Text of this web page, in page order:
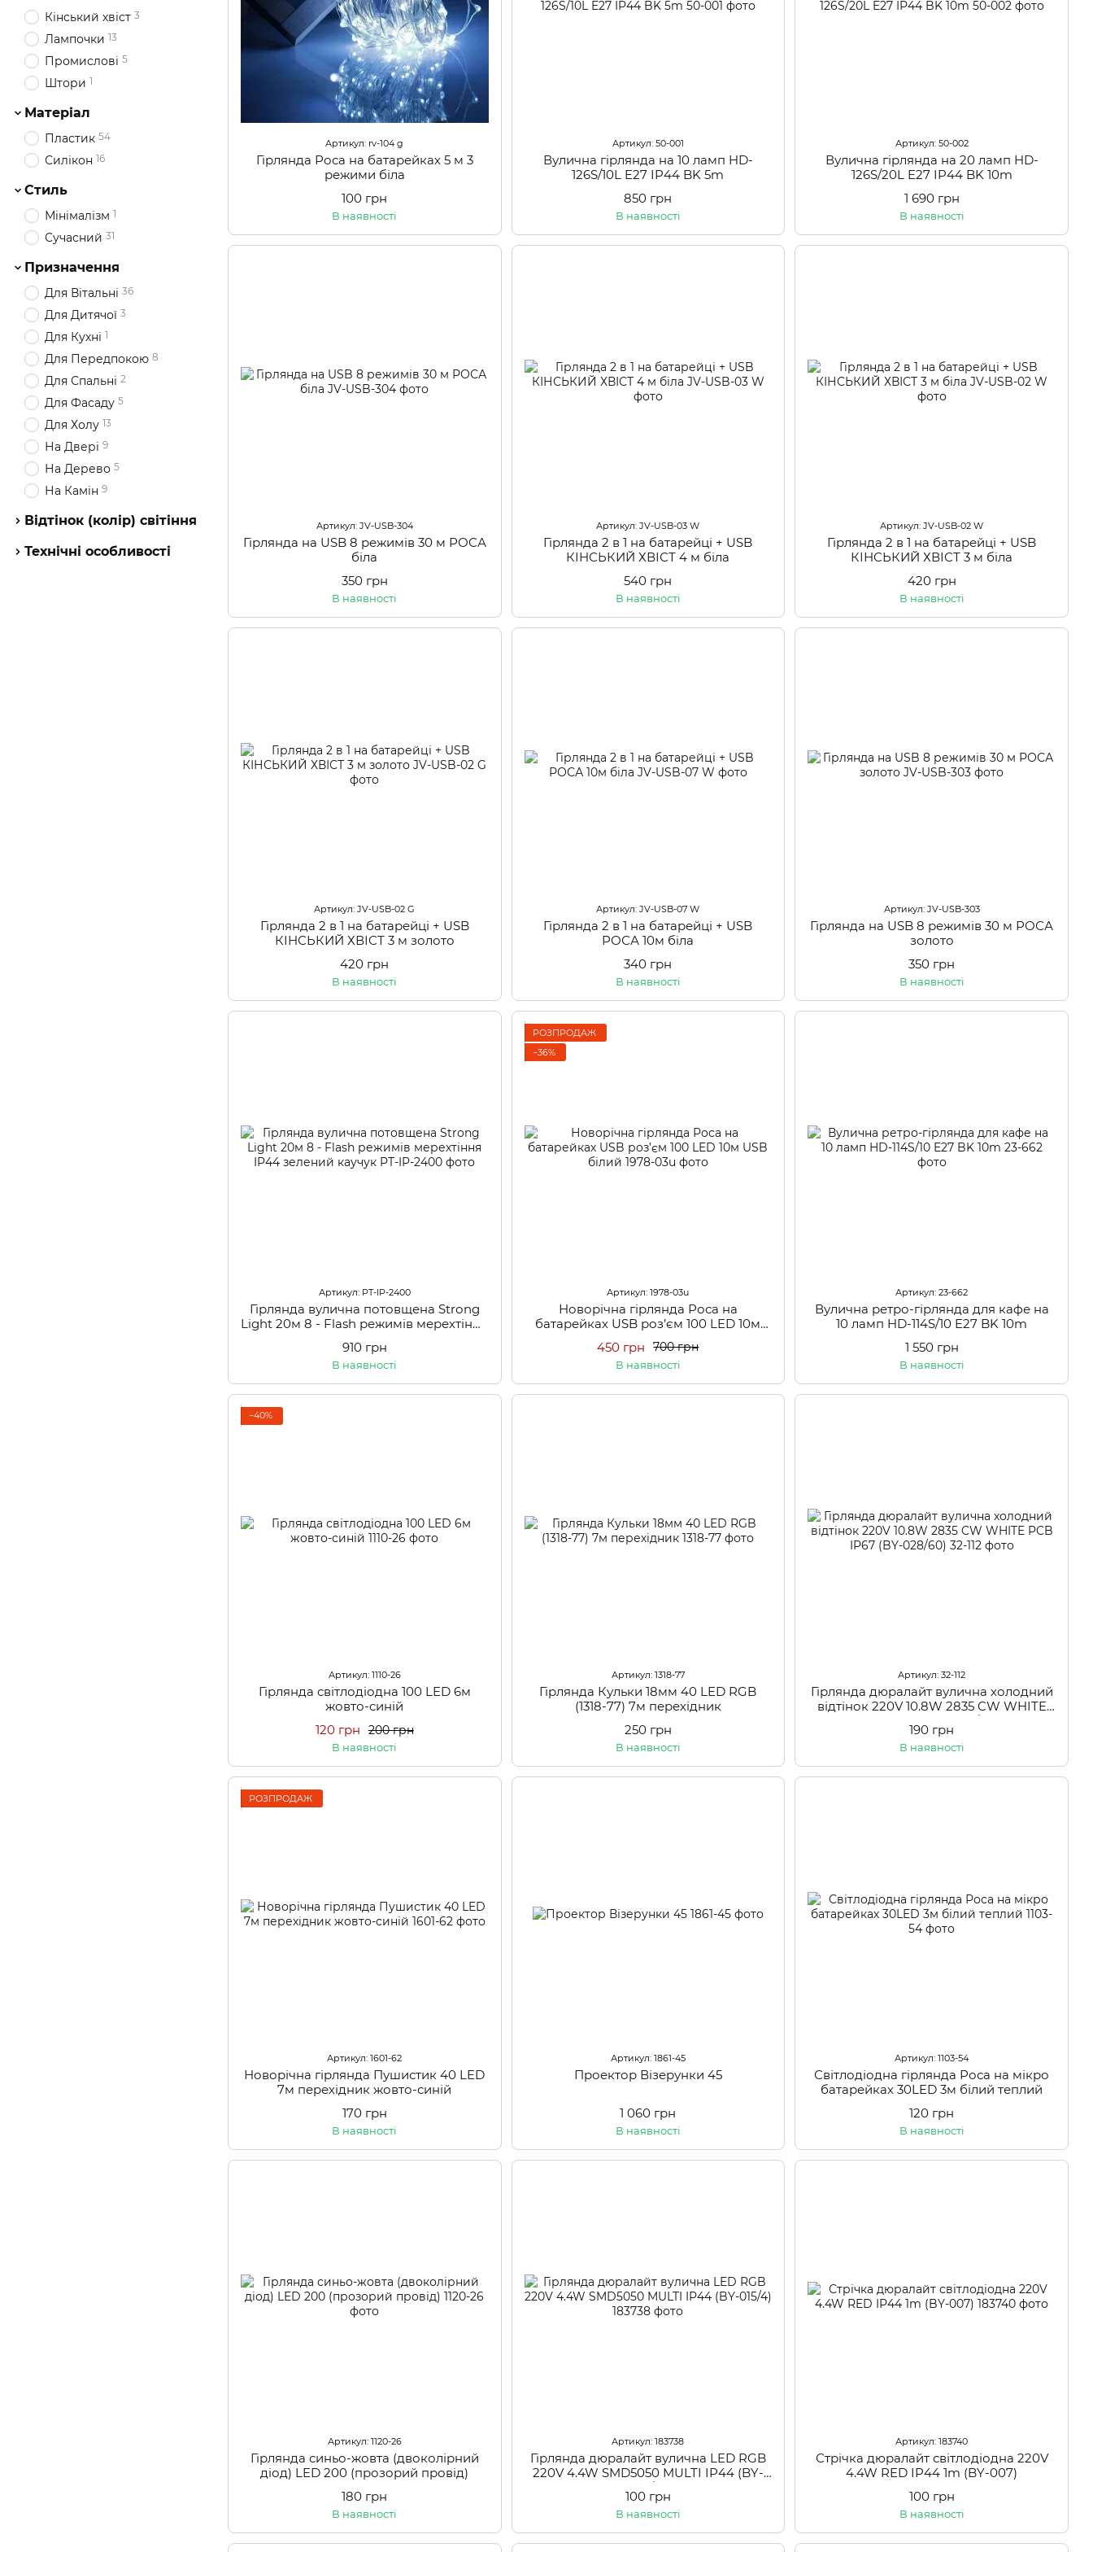
Артикул: rv-104 g
Гірлянда Роса на батарейках 5 м 3
режими біла
100 грн
В наявності
Артикул: 50-001
Вулична гірлянда на 10 ламп HD-
126S/10L E27 IP44 BK 5m
850 грн
В наявності
Артикул: 50-002
Вулична гірлянда на 20 ламп HD-
126S/20L E27 IP44 BK 10m
1 690 грн
В наявності
Артикул: JV-USB-304
Гірлянда на USB 8 режимів 30 м РОСА
біла
350 грн
В наявності
Артикул: JV-USB-03 W
Гірлянда 2 в 1 на батарейці + USB
КІНСЬКИЙ ХВІСТ 4 м біла
540 грн
В наявності
Артикул: JV-USB-02 W
Гірлянда 2 в 1 на батарейці + USB
КІНСЬКИЙ ХВІСТ 3 м біла
420 грн
В наявності
Артикул: JV-USB-02 G
Гірлянда 2 в 1 на батарейці + USB
КІНСЬКИЙ ХВІСТ 3 м золото
420 грн
В наявності
Артикул: JV-USB-07 W
Гірлянда 2 в 1 на батарейці + USB
РОСА 10м біла
340 грн
В наявності
Артикул: JV-USB-303
Гірлянда на USB 8 режимів 30 м РОСА
золото
350 грн
В наявності
Артикул: PT-IP-2400
Гірлянда вулична потовщена Strоng
Light 20м 8 - Flash режимів мерехтіння
910 грн
В наявності
РОЗПРОДАЖ
−36%
Артикул: 1978-03u
Новорічна гірлянда Роса на
батарейках USB роз’єм 100 LED 10м
700 грн
450 грн
В наявності
Артикул: 23-662
Вулична ретро-гірлянда для кафе на
10 ламп HD-114S/10 E27 BK 10m
1 550 грн
В наявності
−40%
Артикул: 1110-26
Гірлянда світлодіодна 100 LED 6м
жовто-синій
200 грн
120 грн
В наявності
Артикул: 1318-77
Гірлянда Кульки 18мм 40 LED RGB
(1318-77) 7м перехідник
250 грн
В наявності
Артикул: 32-112
Гірлянда дюралайт вулична холодний
відтінок 220V 10.8W 2835 CW WHITE
190 грн
В наявності
РОЗПРОДАЖ
Артикул: 1601-62
Новорічна гірлянда Пушистик 40 LED
7м перехідник жовто-синій
170 грн
В наявності
Артикул: 1861-45
Проектор Візерунки 45
1 060 грн
В наявності
Артикул: 1103-54
Світлодіодна гірлянда Роса на мікро
батарейках 30LED 3м білий теплий
120 грн
В наявності
Артикул: 1120-26
Гірлянда синьо-жовта (двоколірний
діод) LED 200 (прозорий провід)
180 грн
В наявності
Артикул: 183738
Гірлянда дюралайт вулична LED RGB
220V 4.4W SMD5050 MULTI IP44 (BY-
015/4)
100 грн
В наявності
Артикул: 183740
Стрічка дюралайт світлодіодна 220V
4.4W RED IP44 1m (BY-007)
100 грн
В наявності
Кінський хвіст 3
Лампочки 13
Промислові 5
Штори 1
Матеріал
Пластик 54
Силікон 16
Стиль
Мінімалізм 1
Сучасний 31
Призначення
Для Вітальні 36
Для Дитячої 3
Для Кухні 1
Для Передпокою 8
Для Спальні 2
Для Фасаду 5
Для Холу 13
На Двері 9
На Дерево 5
На Камін 9
Відтінок (колір) світіння
Технічні особливості